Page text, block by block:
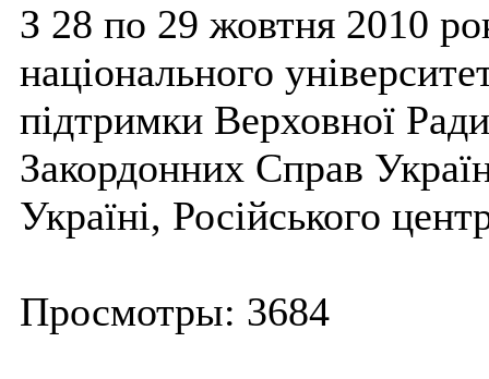
З 28 по 29 жовтня 2010
національного
підтримки Верховної
Закордонних Справ
Україні, Російського
Просмотры: 3684